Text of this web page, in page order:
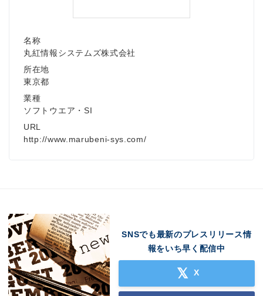
名称
丸紅情報システムズ株式会社
所在地
東京都
業種
ソフトウエア・SI
URL
http://www.marubeni-sys.com/
SNSでも最新のプレスリリース情
報をいち早く配信中
X